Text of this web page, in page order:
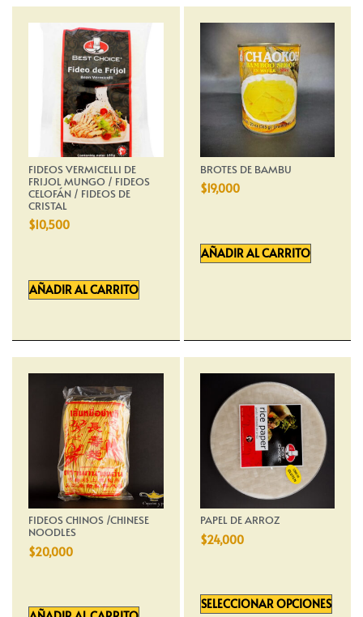
FIDEOS VERMICELLI DE
FRIJOL MUNGO / FIDEOS
CELOFÁN / FIDEOS DE
CRISTAL
$10,500
AÑADIR AL CARRITO
BROTES DE BAMBU
$19,000
AÑADIR AL CARRITO
FIDEOS CHINOS /CHINESE
NOODLES
$20,000
PAPEL DE ARROZ
$24,000
SELECCIONAR OPCIONES